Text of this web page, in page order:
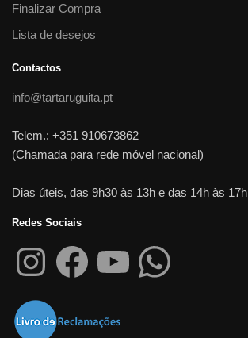
Finalizar Compra
Lista de desejos
Contactos
info@tartaruguita.pt
Telem.: +351 910673862
(Chamada para rede móvel nacional)
Dias úteis, das 9h30 às 13h e das 14h às 17h
Redes Sociais